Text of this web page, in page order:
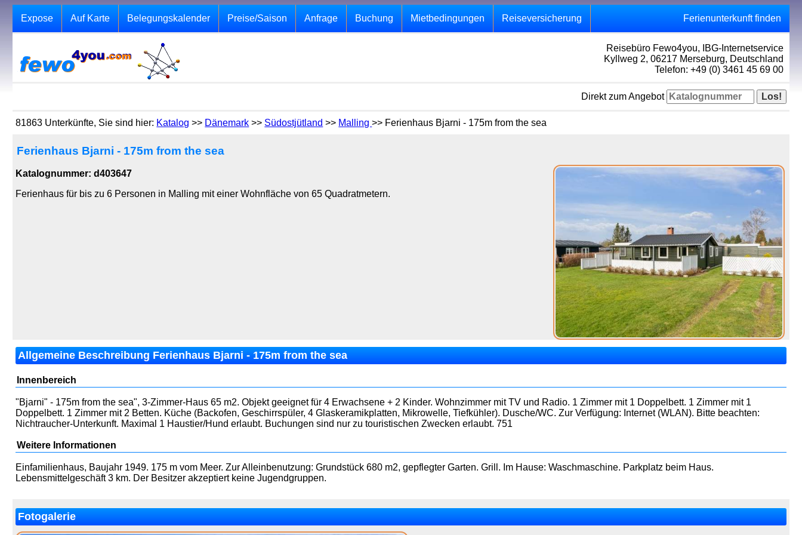
Expose Auf Karte Belegungskalender Preise/Saison Anfrage Buchung Mietbedingungen Reiseversicherung Ferienunterkunft finden
Reisebüro Fewo4you, IBG-Internetservice
Kyllweg 2, 06217 Merseburg, Deutschland
Telefon: +49 (0) 3461 45 69 00
Direkt zum Angebot
81863 Unterkünfte, Sie sind hier: Katalog >> Dänemark >> Südostjütland >> Malling>> Ferienhaus Bjarni - 175m from the sea
Ferienhaus Bjarni - 175m from the sea
Katalognummer: d403647
Ferienhaus für bis zu 6 Personen in Malling mit einer Wohnfläche von 65 Quadratmetern.
Allgemeine Beschreibung Ferienhaus Bjarni - 175m from the sea
Innenbereich
"Bjarni" - 175m from the sea", 3-Zimmer-Haus 65 m2. Objekt geeignet für 4 Erwachsene + 2 Kinder. Wohnzimmer mit TV und Radio. 1 Zimmer mit 1 Doppelbett. 1 Zimmer mit 1
Doppelbett. 1 Zimmer mit 2 Betten. Küche (Backofen, Geschirrspüler, 4 Glaskeramikplatten, Mikrowelle, Tiefkühler). Dusche/WC. Zur Verfügung: Internet (WLAN). Bitte beachten:
Nichtraucher-Unterkunft. Maximal 1 Haustier/Hund erlaubt. Buchungen sind nur zu touristischen Zwecken erlaubt. 751
Weitere Informationen
Einfamilienhaus, Baujahr 1949. 175 m vom Meer. Zur Alleinbenutzung: Grundstück 680 m2, gepflegter Garten. Grill. Im Hause: Waschmaschine. Parkplatz beim Haus.
Lebensmittelgeschäft 3 km. Der Besitzer akzeptiert keine Jugendgruppen.
Fotogalerie